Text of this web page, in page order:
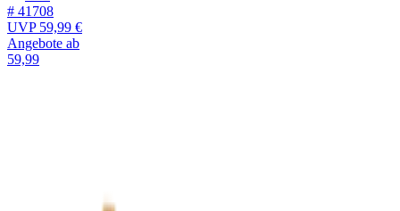
# 41708
UVP59,99 €
Angebote ab
59,99